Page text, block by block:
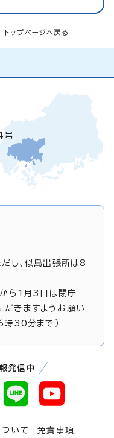
トップページへ戻る
号
し、似島出張所は8
ら1月3日は閉庁
だきますようお願い
時30分まで）
発信中
いて 免責事項